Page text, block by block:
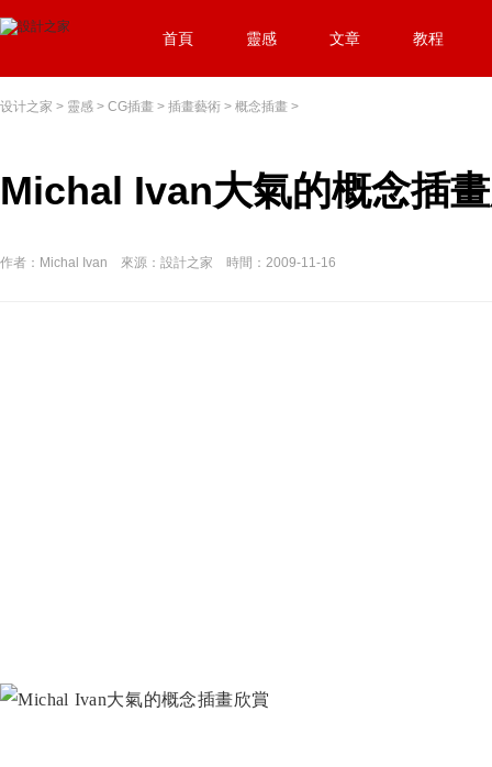
首頁 靈感 文章 教程
设计之家 > 靈感 > CG插畫 > 插畫藝術 > 概念插畫 >
Michal Ivan大氣的概念插
作者：Michal Ivan 來源：設計之家 時間：2009-11-16